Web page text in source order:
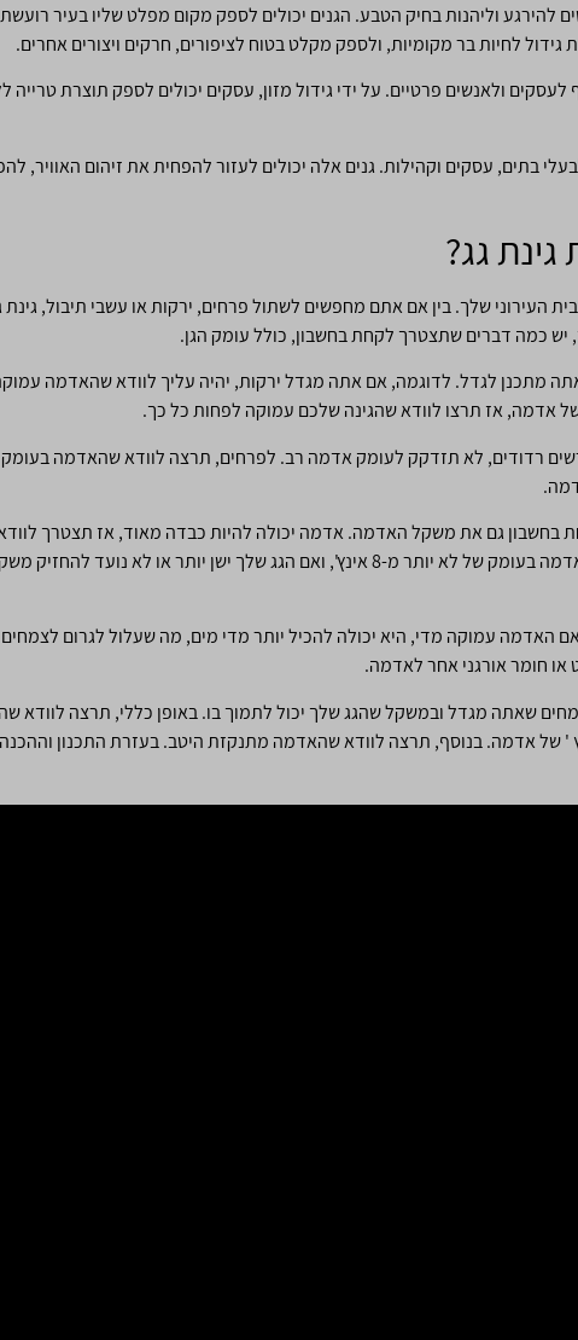
להירגע וליהנות בחיק הטבע. הגנים יכולים לספק מקום מפלט שליו בעיר
לחיות בר מקומיות, ולספק מקלט בטוח לציפורים, חרקים ויצורים אחרים.
ולאנשים פרטיים. על ידי גידול מזון, עסקים יכולים לספק תוצרת טרייה
בתים, עסקים וקהילות. גנים אלה יכולים לעזור להפחית את זיהום
גג?
העירוני שלך. בין אם אתם מחפשים לשתול פרחים, ירקות או עשבי תיבול,
כמה דברים שתצטרך לקחת בחשבון, כולל עומק הגן.
מתכנן לגדל. לדוגמה, אם אתה מגדל ירקות, יהיה עליך לוודא שהאדמה
גם את משקל האדמה. אדמה יכולה להיות כבדה מאוד, אז תצטרך לוודא
האדמה עמוקה מדי, היא יכולה להכיל יותר מדי מים, מה שעלול לגרום
חומר אורגני אחר לאדמה.
מגדל ירקות, תצטרך לפחות 8-12 אינץ ' של אדמה. בנוסף, תרצה לוודא שהאדמה מתנקזת היטב. בעזרת